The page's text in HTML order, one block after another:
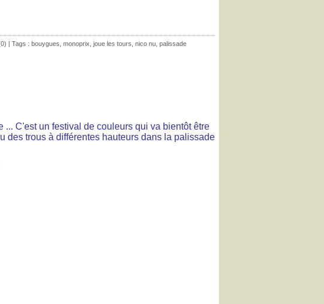
| Tags : bouygues monoprix joue les tours nico nu palissade
... C'est un festival de couleurs qui va bientôt être
des trous à différentes hauteurs dans la palissade